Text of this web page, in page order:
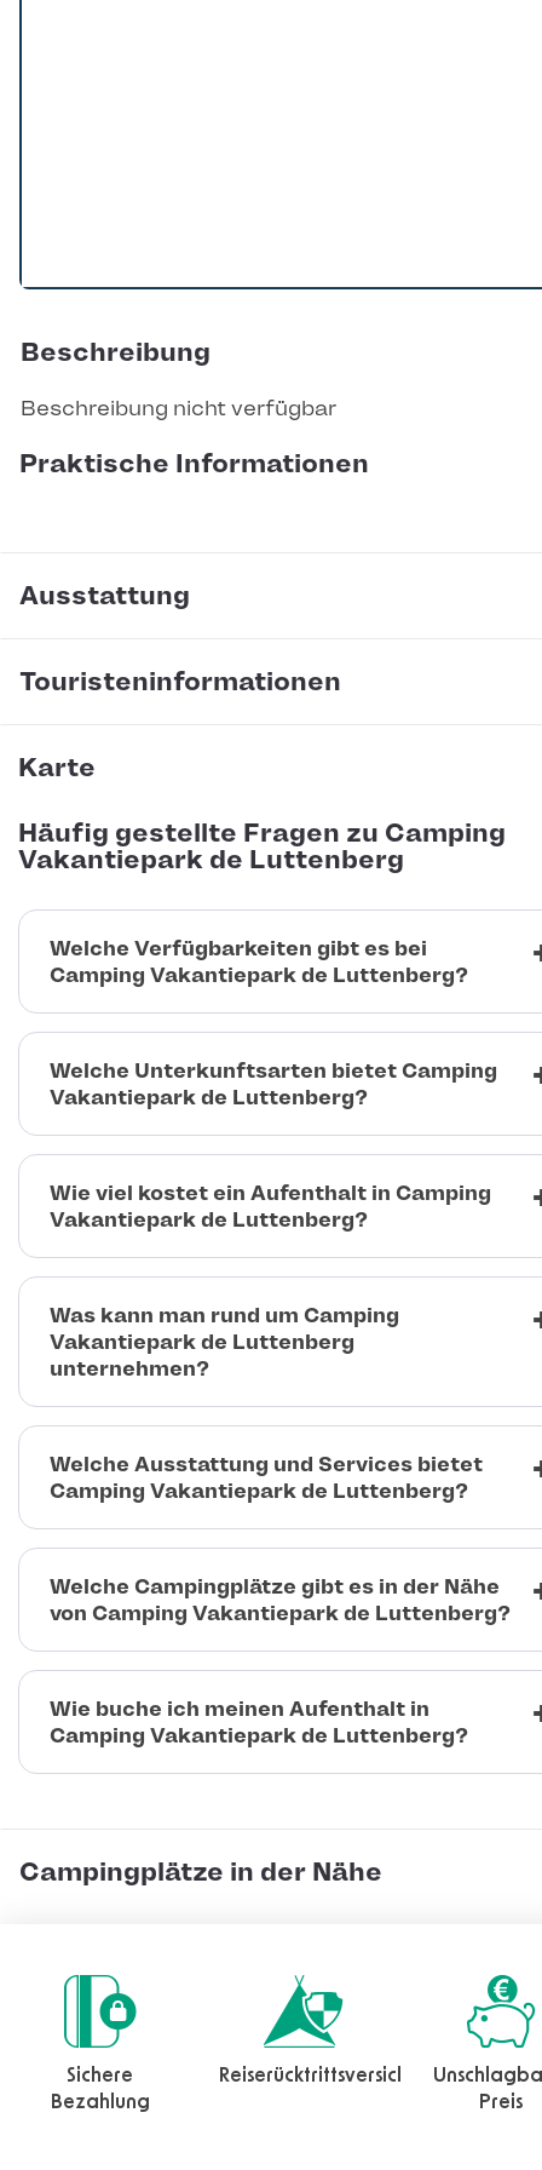
Beschreibung
Beschreibung nicht verfügbar
Praktische Informationen
Ausstattung
Touristeninformationen
Karte
Häufig gestellte Fragen zu Camping
Vakantiepark de Luttenberg
Welche Verfügbarkeiten gibt es bei
Camping Vakantiepark de Luttenberg?
Welche Unterkunftsarten bietet Camping
Vakantiepark de Luttenberg?
Wie viel kostet ein Aufenthalt in Camping
Vakantiepark de Luttenberg?
Was kann man rund um Camping
Vakantiepark de Luttenberg
unternehmen?
Welche Ausstattung und Services bietet
Camping Vakantiepark de Luttenberg?
Welche Campingplätze gibt es in der Nähe
von Camping Vakantiepark de Luttenberg?
Wie buche ich meinen Aufenthalt in
Camping Vakantiepark de Luttenberg?
Campingplätze in der Nähe
Sichere
Bezahlung
Reiserücktrittsversicherung
Preis